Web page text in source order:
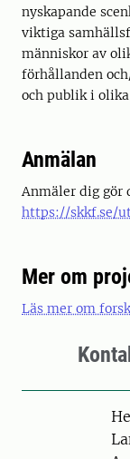
nyskapande
viktiga
människor av
förhållanden
och publik i
Anmälan
Anmäler dig gör
https://skkf.se/
Mer om
Läs mer om
Person